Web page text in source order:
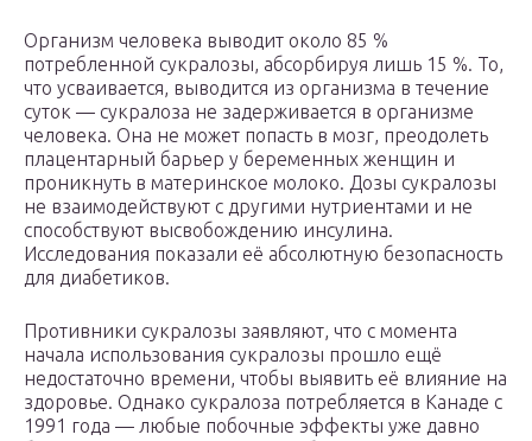
Организм человека выводит около 85 %
потребленной сукралозы, абсорбируя лишь 15 %. То,
что усваивается, выводится из организма в течение
суток — сукралоза не задерживается в организме
человека. Она не может попасть в мозг, преодолеть
плацентарный барьер у беременных женщин и
проникнуть в материнское молоко. Дозы сукралозы
не взаимодействуют с другими нутриентами и не
способствуют высвобождению инсулина.
Исследования показали её абсолютную безопасность
для диабетиков.
Противники сукралозы заявляют, что с момента
начала использования сукралозы прошло ещё
недостаточно времени, чтобы выявить её влияние на
здоровье. Однако сукралоза потребляется в Канаде с
1991 года — любые побочные эффекты уже давно